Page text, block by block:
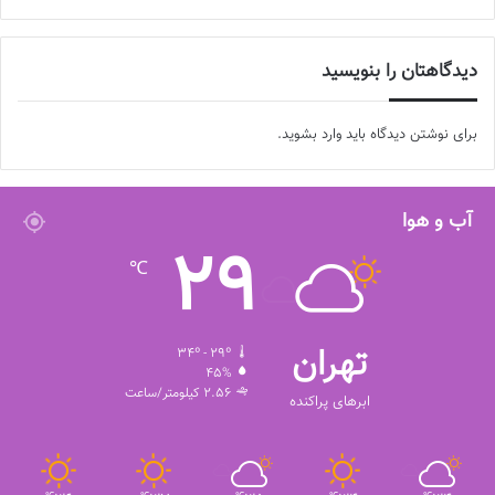
دیدگاهتان را بنویسید
برای نوشتن دیدگاه باید وارد بشوید.
آب و هوا
تهران
ابرهای پراکنده
29
℃
34º - 29º
45%
2.56 کیلومتر/ساعت